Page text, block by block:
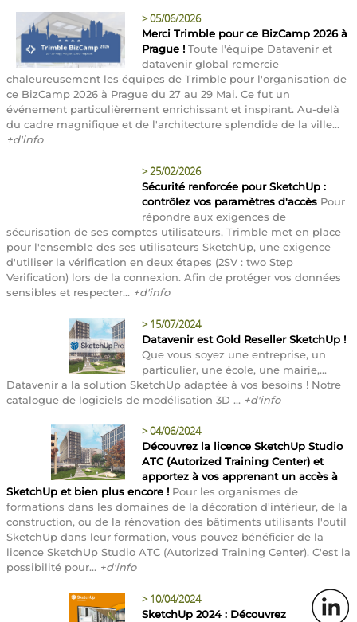
>05/06/2026
Merci Trimble pour ce BizCamp 2026 à
Prague ! Toute l'équipe Datavenir et
datavenir global remercie
chaleureusement les équipes de Trimble pour l'organisation de
ce BizCamp 2026 à Prague du 27 au 29 Mai. Ce fut un
événement particulièrement enrichissant et inspirant. Au-delà
du cadre magnifique et de l'architecture splendide de la ville...
+d'info
>25/02/2026
Sécurité renforcée pour SketchUp :
contrôlez vos paramètres d'accès Pour
répondre aux exigences de
sécurisation de ses comptes utilisateurs, Trimble met en place
pour l'ensemble des ses utilisateurs SketchUp, une exigence
d'utiliser la vérification en deux étapes (2SV : two Step
Verification) lors de la connexion. Afin de protéger vos données
sensibles et respecter... +d'info
> 15/07/2024
Datavenir est Gold Reseller SketchUp !
Que vous soyez une entreprise, un
particulier, une école, une mairie,...
Datavenir a la solution SketchUp adaptée à vos besoins ! Notre
catalogue de logiciels de modélisation 3D ... +d'info
>04/06/2024
Découvrez la licence SketchUp Studio
ATC (Autorized Training Center) et
apportez à vos apprenant un accès à
SketchUp et bien plus encore ! Pour les organismes de
formations dans les domaines de la décoration d'intérieur, de la
construction, ou de la rénovation des bâtiments utilisants l'outil
SketchUp dans leur formation, vous pouvez bénéficier de la
licence SketchUp Studio ATC (Autorized Training Center). C'est la
possibilité pour... +d'info
> 10/04/2024
SketchUp 2024 : Découvrez